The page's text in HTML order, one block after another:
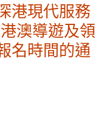
港現代服務
澳導遊及領
名時間的通